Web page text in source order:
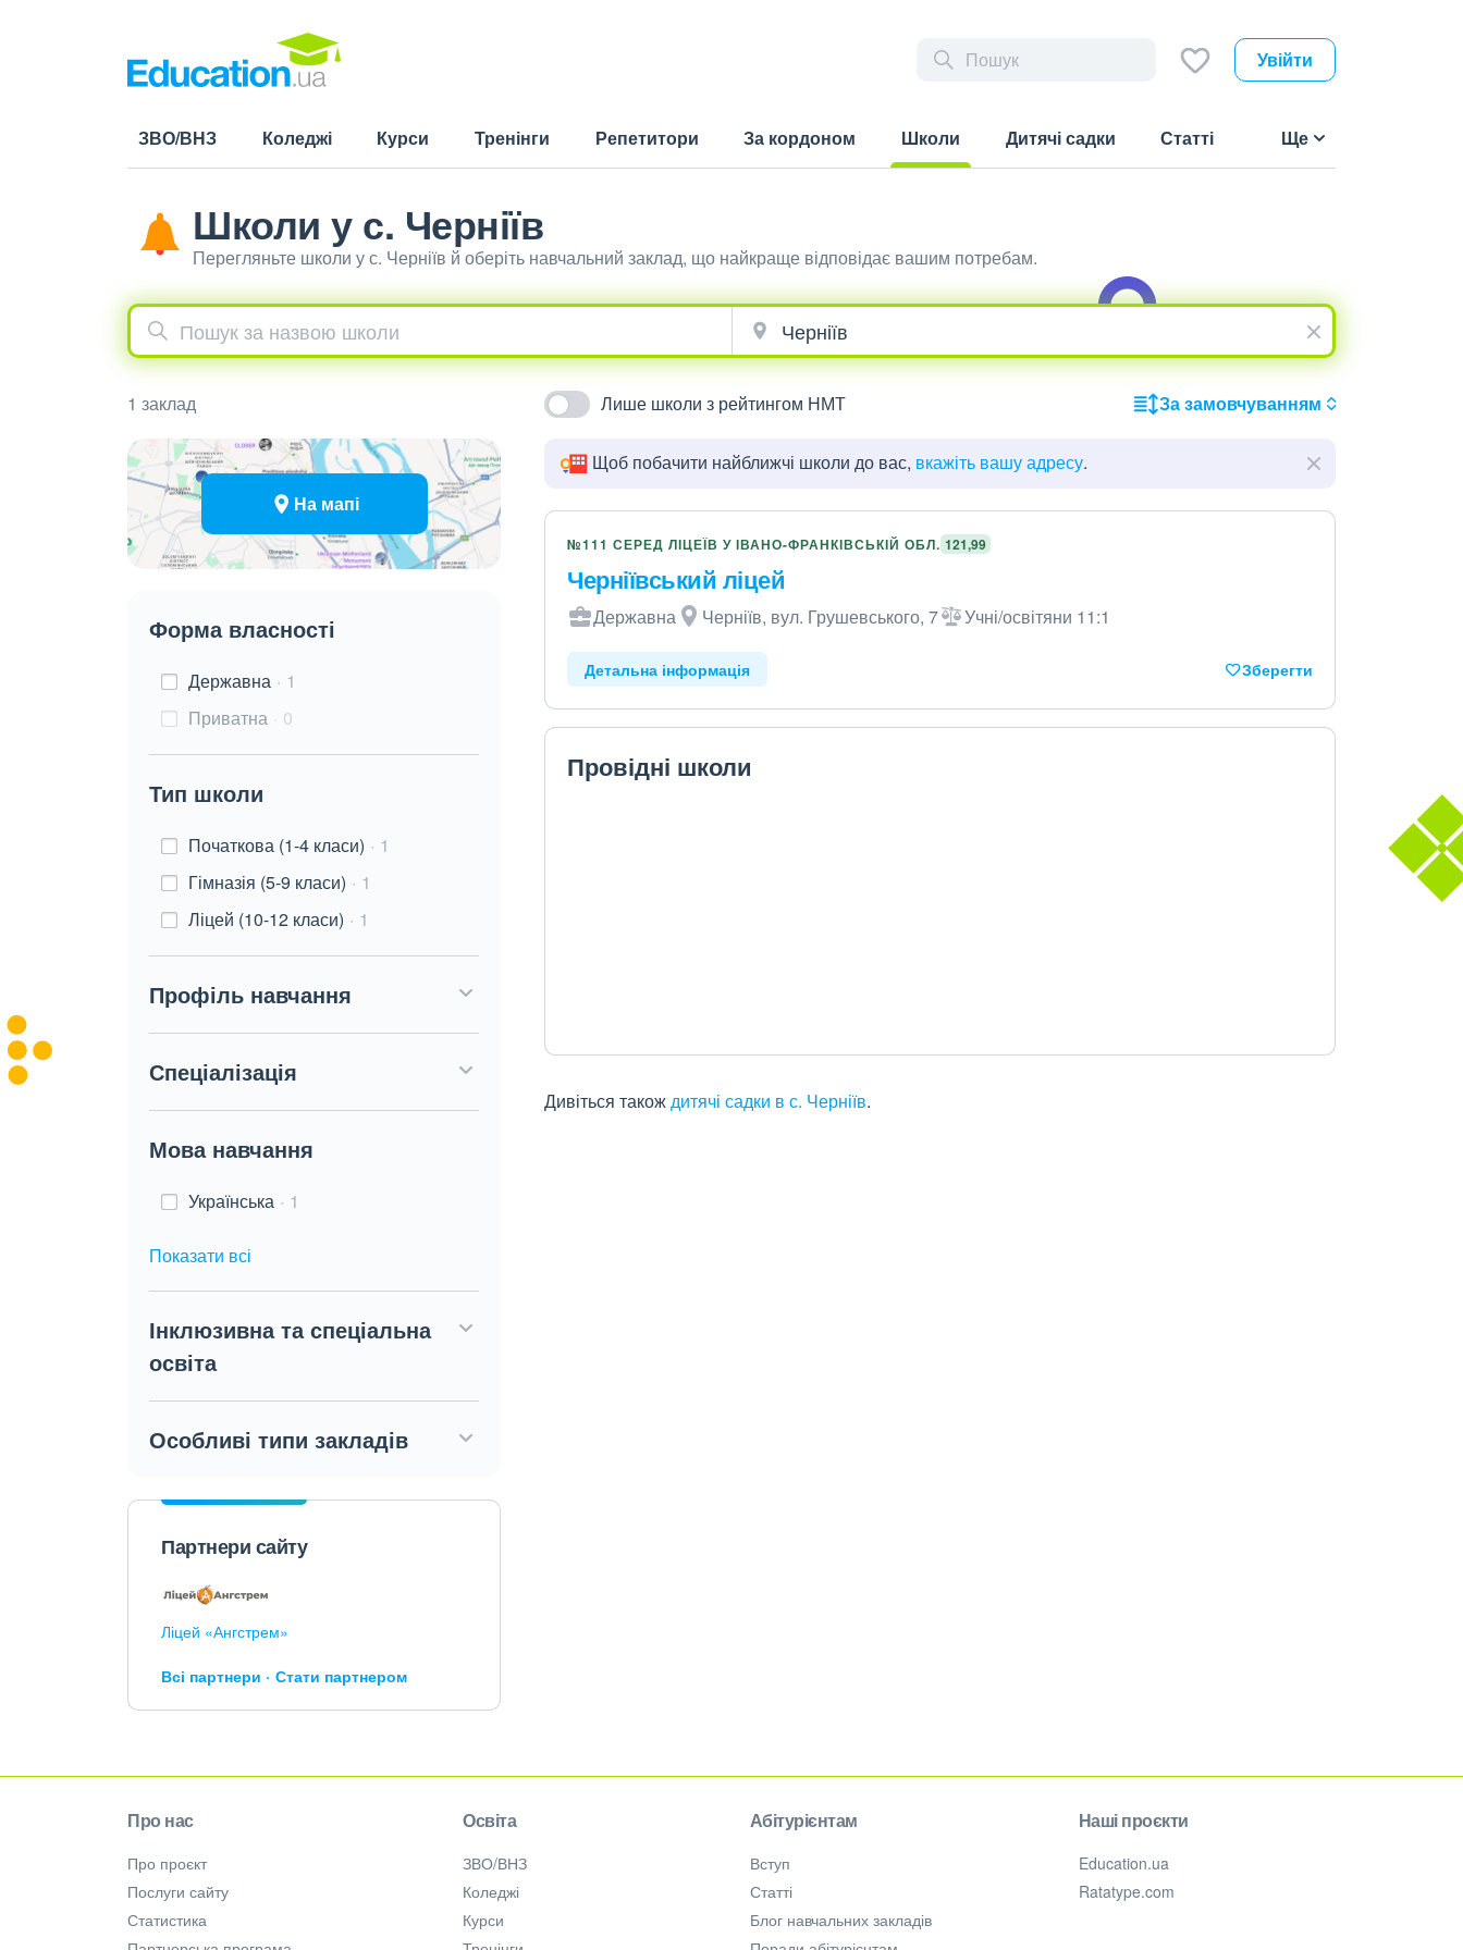
Увійти
ЗВО/ВНЗ Коледжі Курси Тренінги Репетитори За кордоном
Школи
Дитячі садки Статті Ще
Школи у с. Черніїв
Перегляньте школи у с. Черніїв й оберіть навчальний заклад, що найкраще відповідає вашим потребам.
1 заклад Лише школи з рейтингом НМТ За замовчуванням
На мапі
Форма власності
Державна
1
Приватна
0
Тип школи
Початкова (1-4 класи)
1
Гімназія (5-9 класи)
1
Ліцей (10-12 класи)
1
Профіль навчання
Спеціалізація
Мова навчання
Українська 1
Показати всі
Інклюзивна та спеціальна
освіта
Особливі типи закладів
Партнери сайту
Ліцей «Ангстрем»
Всі партнери Стати партнером
Щоб побачити найближчі школи до вас, вкажіть вашу адресу.
№111 СЕРЕД ЛІЦЕЇВ У ІВАНО-ФРАНКІВСЬКІЙ ОБЛ. 121,99
Черніївський ліцей
Державна Черніїв, вул. Грушевського, 7 Учні/освітяни 11:1
Детальна інформація Зберегти
Провідні школи
Дивіться такождитячі садки в с. Черніїв.
Про нас
Про проєкт
Послуги сайту
Статистика
Освіта
ЗВО/ВНЗ
Коледжі
Курси
Абітурієнтам
Вступ
Статті
Блог навчальних закладів
Наші проєкти
Education.ua
Ratatype.com